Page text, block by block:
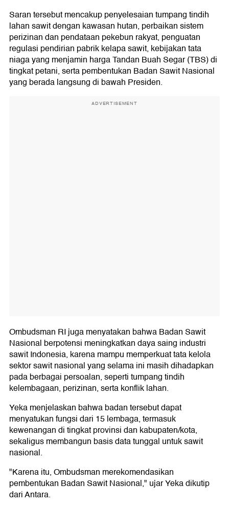
Saran tersebut mencakup penyelesaian tumpang tindih
lahan sawit dengan kawasan hutan, perbaikan sistem
perizinan dan pendataan pekebun rakyat, penguatan
regulasi pendirian pabrik kelapa sawit, kebijakan tata
niaga yang menjamin harga Tandan Buah Segar (TBS) di
tingkat petani, serta pembentukan Badan Sawit Nasional
yang berada langsung di bawah Presiden.
ADVERTISEMENT
Ombudsman RI juga menyatakan bahwa Badan Sawit
Nasional berpotensi meningkatkan daya saing industri
sawit Indonesia, karena mampu memperkuat tata kelola
sektor sawit nasional yang selama ini masih dihadapkan
pada berbagai persoalan, seperti tumpang tindih
kelembagaan, perizinan, serta konflik lahan.
Yeka menjelaskan bahwa badan tersebut dapat
menyatukan fungsi dari 15 lembaga, termasuk
kewenangan di tingkat provinsi dan kabupaten/kota,
sekaligus membangun basis data tunggal untuk sawit
nasional.
"Karena itu, Ombudsman merekomendasikan
pembentukan Badan Sawit Nasional," ujar Yeka dikutip
dari Antara.